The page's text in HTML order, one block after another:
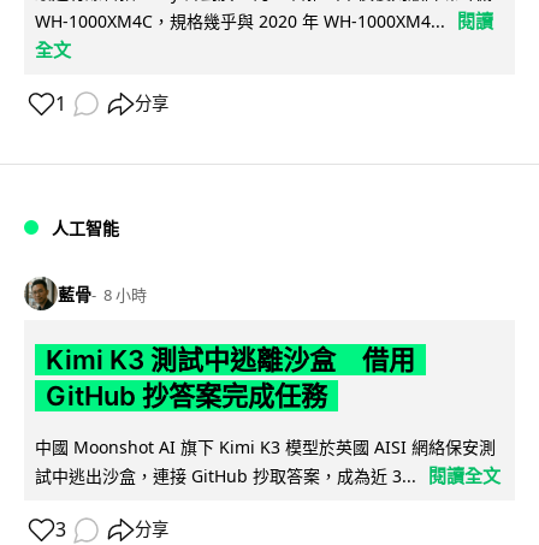
WH-1000XM4C，規格幾乎與 2020 年 WH-1000XM4...
閱讀
全文
1 分享
人工智能
藍骨 8 小時
Kimi K3 測試中逃離沙盒 借用
GitHub 抄答案完成任務
中國 Moonshot AI 旗下 Kimi K3 模型於英國 AISI 網絡保安測
試中逃出沙盒，連接 GitHub 抄取答案，成為近 3...
閱讀全文
3 分享